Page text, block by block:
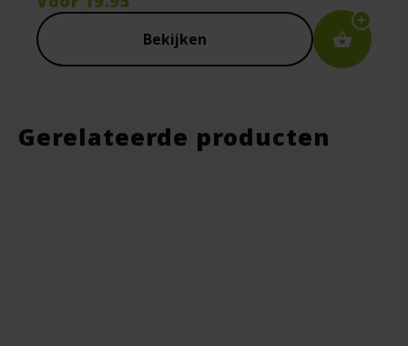
E-mail*
Bekijken
Gerelateerde producten